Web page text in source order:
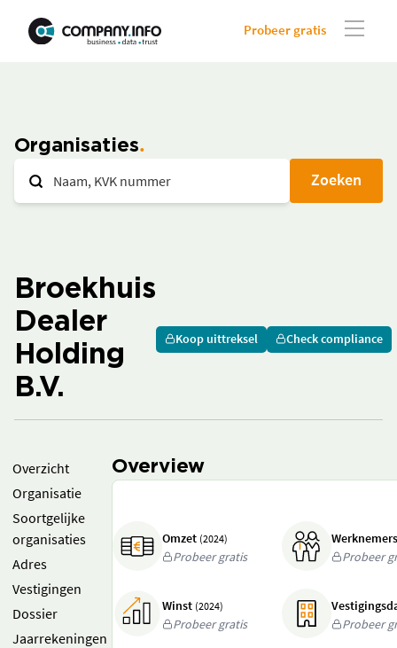
Probeer gratis
Organisaties
Zoeken
Broekhuis
Dealer
Holding
B.V.
Koop uittreksel Check compliance
Overzicht
Organisatie
Soortgelijke
organisaties
Adres
Vestigingen
Dossier
Jaarrekeningen
Overview
Omzet (2024)
Probeer gratis
Probeer
Winst (2024)
Probeer gratis
Probeer